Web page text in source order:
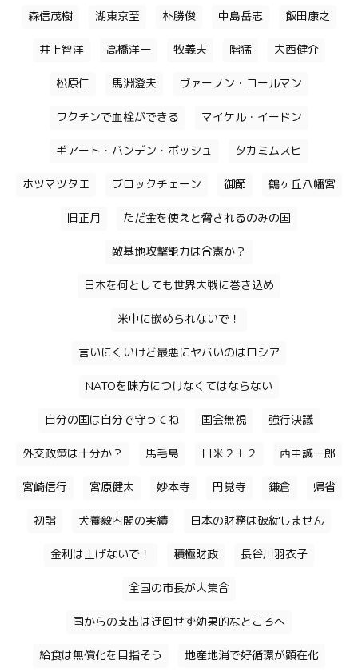
森信茂樹 湖東京至 朴勝俊 中島岳志 飯田康之
井上智洋 高橋洋一 牧義夫 階猛 大西健介
松原仁 馬淵澄夫 ヴァーノン・コールマン
ワクチンで血栓ができる マイケル・イードン
ギアート・バンデン・ボッシュ タカミムスヒ
ホツマツタエ ブロックチェーン 御節 鶴ヶ丘八幡宮
旧正月 ただ金を使えと脅されるのみの国
敵基地攻撃能力は合憲か？
日本を何としても世界大戦に巻き込め
米中に嵌められないで！
言いにくいけど最悪にヤバいのはロシア
NATOを味方につけなくてはならない
自分の国は自分で守ってね 国会無視 強行決議
外交政策は十分か？ 馬毛島 日米２＋２ 西中誠一郎
宮崎信行 宮原健太 妙本寺 円覚寺 鎌倉 帰省
初詣 犬養毅内閣の実績 日本の財務は破綻しません
金利は上げないで！ 積極財政 長谷川羽衣子
全国の市長が大集合
国からの支出は迂回せず効果的なところへ
給食は無償化を目指そう 地産地消で好循環が顕在化